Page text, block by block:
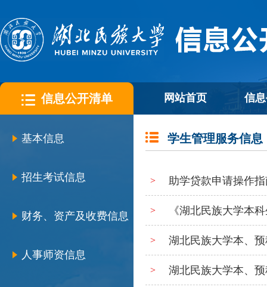
信息公开清单 网站首页 信
基本信息
招生考试信息
财务、资产及收费信息
人事师资信息
学生管理服务信息
> 助学贷款申请操作
> 《湖北民族大学本
> 湖北民族大学本、
> 湖北民族大学本、